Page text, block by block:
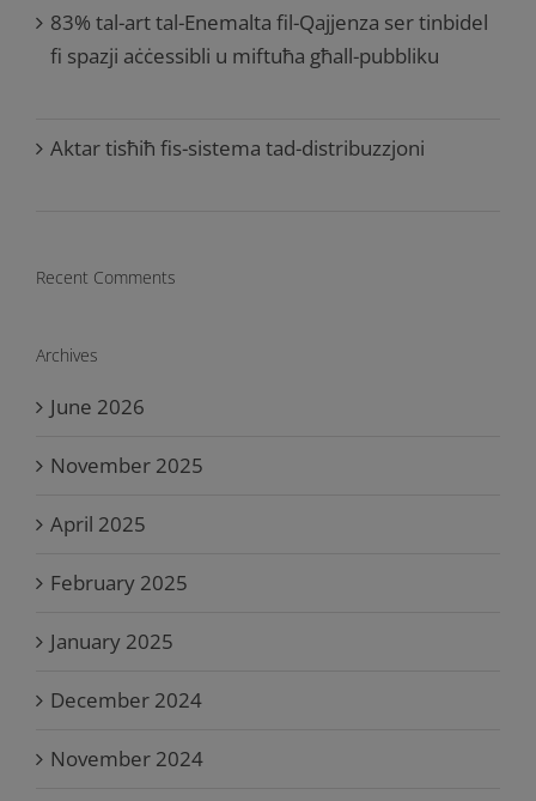
83% tal-art tal-Enemalta fil-Qajjenza ser tinbidel
fi spazji aċċessibli u miftuħa għall-pubbliku
Aktar tisħiħ fis-sistema tad-distribuzzjoni
Recent Comments
Archives
June 2026
November 2025
April 2025
February 2025
January 2025
December 2024
November 2024